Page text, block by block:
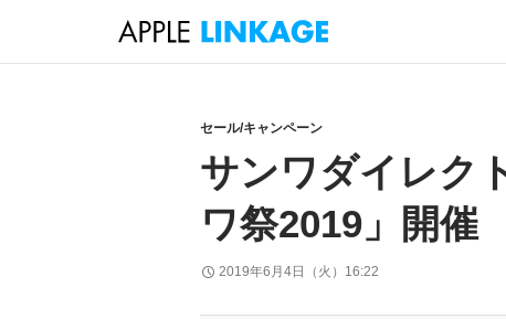
セール/キャンペーン
サンワダイレク
ワ祭2019」開催
2019年6月4日（火）16:22